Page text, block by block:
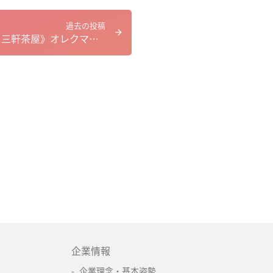
過去の投稿
ひばりブログ《ひばり三軒茶屋》オレクママフィン作り
企業情報